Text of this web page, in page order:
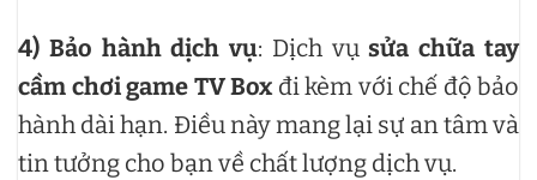
4) Bảo hành dịch vụ: Dịch vụsửa chữa tay
cầm chơi game TV Boxđi kèm với chế độ bảo
hành dài hạn. Điều này mang lại sự an tâm và
tin tưởng cho bạn về chất lượng dịch vụ.